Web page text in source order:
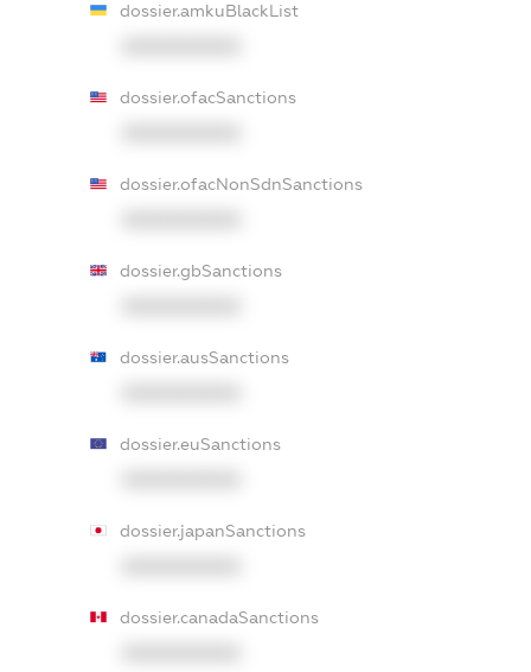
dossier.amkuBlackList
dossier.ofacSanctions
dossier.ofacNonSdnSanctions
dossier.gbSanctions
dossier.ausSanctions
dossier.euSanctions
dossier.japanSanctions
dossier.canadaSanctions